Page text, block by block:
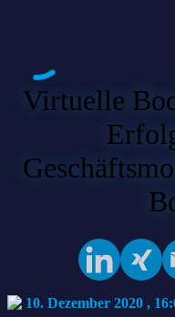
Virtuelle
10. Dezember 2020 ,